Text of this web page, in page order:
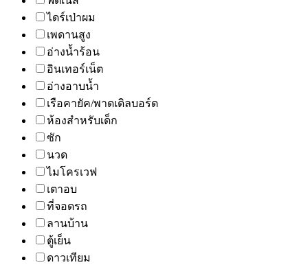
ไดร์เป่าผม
เพดานสูง
อ่างน้ำร้อน
อินเทอร์เน็ต
อ่างอาบน้ำ
เรือคายัค/พาดเดิลบอร์ด
ห้องสำหรับเด็ก
ซัก
นวด
ไมโครเวฟ
เตาอบ
ที่จอดรถ
ลานบ้าน
ตู้เย็น
ดาวเทียม